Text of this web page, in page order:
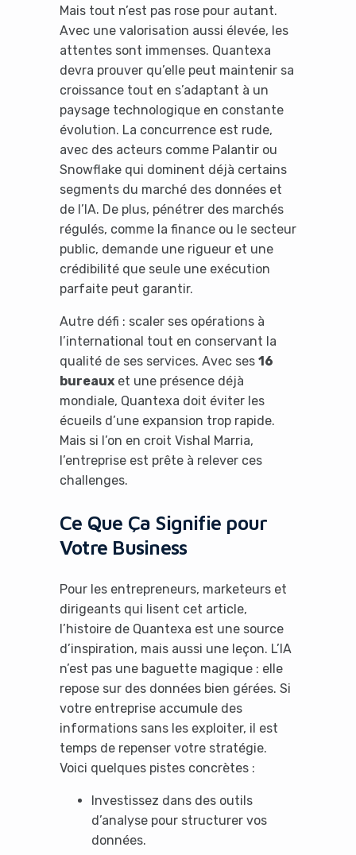
Mais tout n’est pas rose pour autant.
Avec une valorisation aussi élevée, les
attentes sont immenses. Quantexa
devra prouver qu’elle peut maintenir sa
croissance tout en s’adaptant à un
paysage technologique en constante
évolution. La concurrence est rude,
avec des acteurs comme Palantir ou
Snowflake qui dominent déjà certains
segments du marché des données et
de l’IA. De plus, pénétrer des marchés
régulés, comme la finance ou le secteur
public, demande une rigueur et une
crédibilité que seule une exécution
parfaite peut garantir.
Autre défi : scaler ses opérations à
l’international tout en conservant la
qualité de ses services. Avec ses 16
bureauxet une présence déjà
mondiale, Quantexa doit éviter les
écueils d’une expansion trop rapide.
Mais si l’on en croit Vishal Marria,
l’entreprise est prête à relever ces
challenges.
Ce Que Ça Signifie pour
Votre Business
Pour les entrepreneurs, marketeurs et
dirigeants qui lisent cet article,
l’histoire de Quantexa est une source
d’inspiration, mais aussi une leçon. L’IA
n’est pas une baguette magique : elle
repose sur des données bien gérées. Si
votre entreprise accumule des
informations sans les exploiter, il est
temps de repenser votre stratégie.
Voici quelques pistes concrètes :
Investissez dans des outils
d’analyse pour structurer vos
données.
Yes, I will turn off Ad-Blocker
No Thanks